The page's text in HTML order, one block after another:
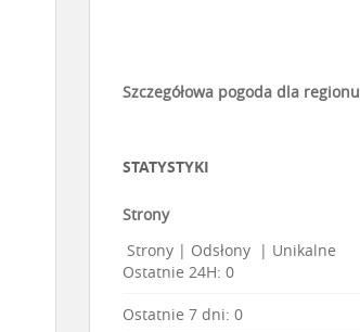
Szczegółowa pogoda dla regionu
STATYSTYKI
Strony
Strony | Odsłony | Unikalne
Ostatnie 24H: 0
Ostatnie 7 dni: 0